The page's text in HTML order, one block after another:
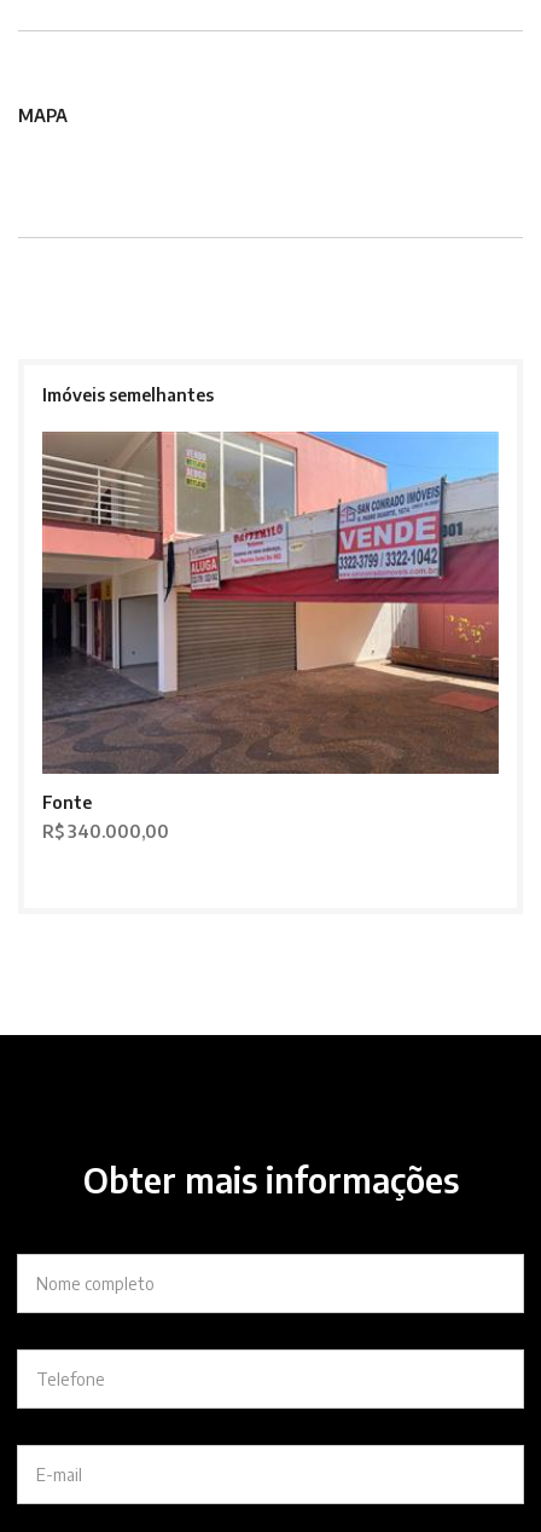
MAPA
Imóveis semelhantes
Fonte
R$ 340.000,00
Obter mais informações